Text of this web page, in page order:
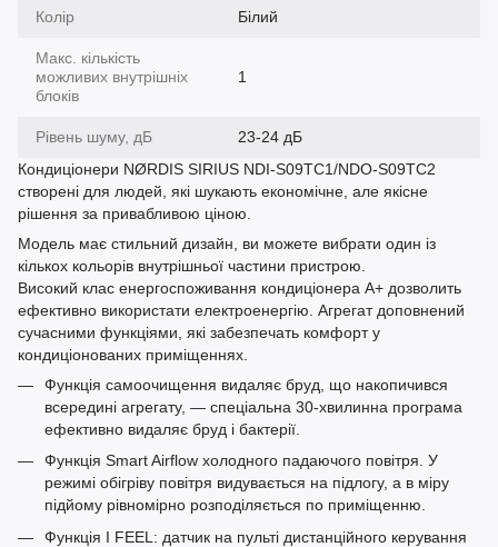
Колір Білий
Макс. кількість
можливих внутрішніх
блоків
1
Рівень шуму, дБ
23-24 дБ
Кондиціонери NØRDIS SIRIUS NDI-S09TC1/NDO-S09TC2
створені для людей, які шукають економічне, але якісне
рішення за привабливою ціною.
Модель має стильний дизайн, ви можете вибрати один із
кількох кольорів внутрішньої частини пристрою.
Високий клас енергоспоживання кондиціонера А+ дозволить
ефективно використати електроенергію. Агрегат доповнений
сучасними функціями, які забезпечать комфорт у
кондиціонованих приміщеннях.
Функція самоочищення видаляє бруд, що накопичився
всередині агрегату, — спеціальна 30-хвилинна програма
ефективно видаляє бруд і бактерії.
Функція Smart Airflow холодного падаючого повітря. У
режимі обігріву повітря видувається на підлогу, а в міру
підйому рівномірно розподіляється по приміщенню.
Функція I FEEL: датчик на пульті дистанційного керування